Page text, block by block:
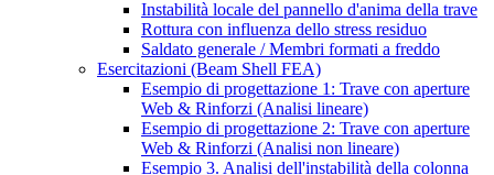
Instabilità locale del pannello d'anima della trave
Rottura con influenza dello stress residuo
Saldato generale / Membri formati a freddo
Esercitazioni (Beam Shell FEA)
Esempio di progettazione 1: Trave con aperture
Web & Rinforzi (Analisi lineare)
Esempio di progettazione 2: Trave con aperture
Web & Rinforzi (Analisi non lineare)
Esempio 3. Analisi dell'instabilità della colonna